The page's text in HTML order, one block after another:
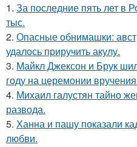
1. За последние пять лет в
тыс.
2. Опасные обнимашки:
удалось приручить акулу.
3. Майкл Джексон и Брук
году на церемонии
4. Михаил галустян тайно
развода.
5. Ханна и пашу показали
любви.